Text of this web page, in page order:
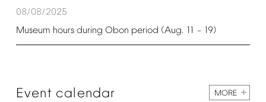
08/08/2025
Museum hours during Obon period (Aug. 11 – 19)
Event calendar MORE